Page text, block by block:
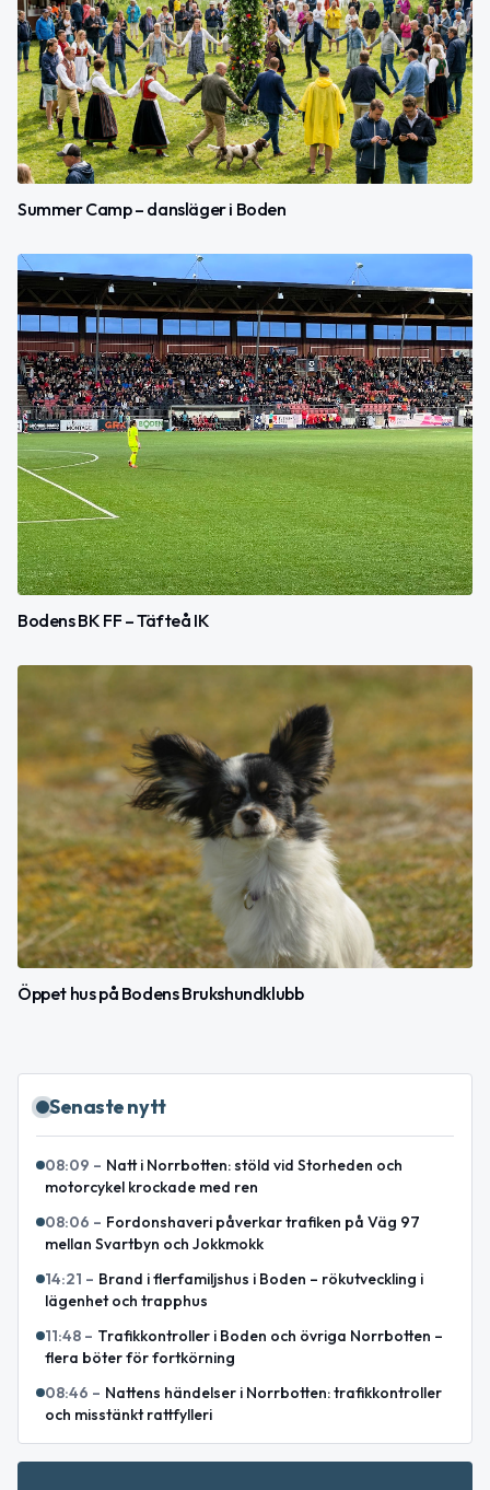
Summer Camp – dansläger i Boden
Bodens BK FF – Täfteå IK
Öppet hus på Bodens Brukshundklubb
Senaste nytt
08:09 – Natt i Norrbotten: stöld vid Storheden och
motorcykel krockade med ren
08:06 – Fordonshaveri påverkar trafiken på Väg 97
mellan Svartbyn och Jokkmokk
14:21 – Brand i flerfamiljshus i Boden – rökutveckling i
lägenhet och trapphus
11:48 – Trafikkontroller i Boden och övriga Norrbotten –
flera böter för fortkörning
08:46 – Nattens händelser i Norrbotten: trafikkontroller
och misstänkt rattfylleri